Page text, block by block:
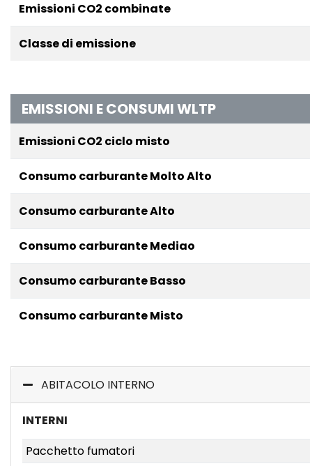
Emissioni CO2 combinate
Classe di emissione
EMISSIONI E CONSUMI WLTP
Emissioni CO2 ciclo misto
Consumo carburante Molto Alto
Consumo carburante Alto
Consumo carburante Mediao
Consumo carburante Basso
Consumo carburante Misto
ABITACOLO INTERNO
INTERNI
Pacchetto fumatori